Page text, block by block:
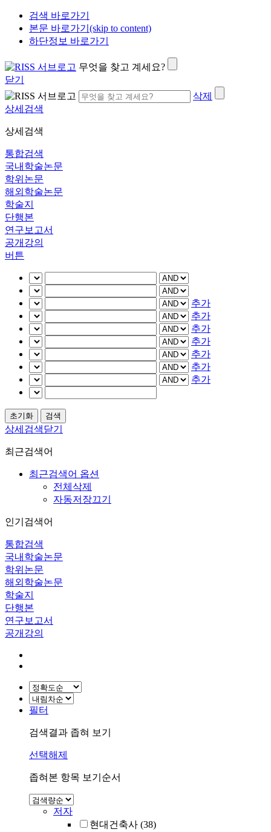
검색 바로가기
본문 바로가기(skip to content)
하단정보 바로가기
무엇을 찾고 계세요?
닫기
삭제
상세검색
상세검색
통합검색
국내학술논문
학위논문
해외학술논문
학술지
단행본
연구보고서
공개강의
버튼
추가
추가
추가
추가
추가
추가
추가
상세검색닫기
최근검색어
최근검색어 옵션
전체삭제
자동저장끄기
인기검색어
통합검색
국내학술논문
학위논문
해외학술논문
학술지
단행본
연구보고서
공개강의
필터
검색결과 좁혀 보기
선택해제
좁혀본 항목 보기순서
저자
현대건축사 (38)